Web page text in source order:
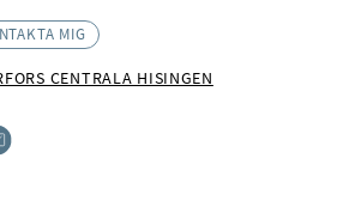
MIG
CENTRALA HISINGEN